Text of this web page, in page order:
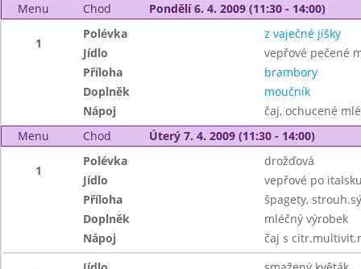
Menu Chod Pondělí 6. 4. 2009 (11:30 - 14:00)
1
Polévka
z vaječné jíšky
Jídlo
vepřové pečené
Příloha
brambory
Doplněk
moučník
Nápoj
čaj, ochucené
Menu
Chod Úterý 7. 4. 2009 (11:30 - 14:00)
1
Polévka
drožďová
Jídlo
vepřové po
Příloha
špagety,
Doplněk
mléčný výrobek
Nápoj
čaj s